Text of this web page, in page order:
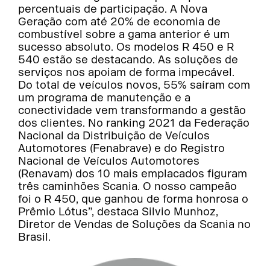
percentuais de participação. A Nova
Geração com até 20% de economia de
combustível sobre a gama anterior é um
sucesso absoluto. Os modelos R 450 e R
540 estão se destacando. As soluções de
serviços nos apoiam de forma impecável.
Do total de veículos novos, 55% saíram com
um programa de manutenção e a
conectividade vem transformando a gestão
dos clientes. No ranking 2021 da Federação
Nacional da Distribuição de Veículos
Automotores (Fenabrave) e do Registro
Nacional de Veículos Automotores
(Renavam) dos 10 mais emplacados figuram
três caminhões Scania. O nosso campeão
foi o R 450, que ganhou de forma honrosa o
Prêmio Lótus”, destaca Silvio Munhoz,
Diretor de Vendas de Soluções da Scania no
Brasil.